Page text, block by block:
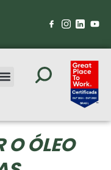
O ÓLEO